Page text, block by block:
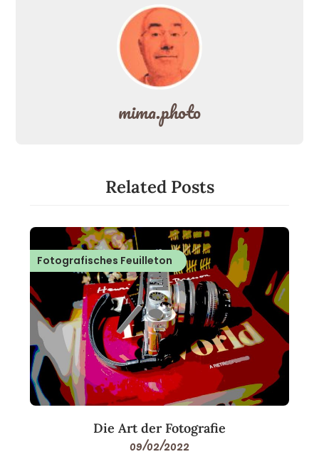
mima.photo
Related Posts
Fotografisches Feuilleton
Die Art der Fotografie
09/02/2022